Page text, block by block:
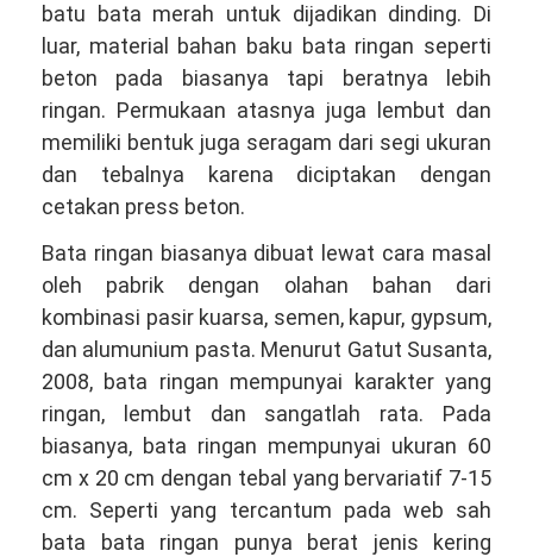
batu bata merah untuk dijadikan dinding. Di
luar, material bahan baku bata ringan seperti
beton pada biasanya tapi beratnya lebih
ringan. Permukaan atasnya juga lembut dan
memiliki bentuk juga seragam dari segi ukuran
dan tebalnya karena diciptakan dengan
cetakan press beton.
Bata ringan biasanya dibuat lewat cara masal
oleh pabrik dengan olahan bahan dari
kombinasi pasir kuarsa, semen, kapur, gypsum,
dan alumunium pasta. Menurut Gatut Susanta,
2008, bata ringan mempunyai karakter yang
ringan, lembut dan sangatlah rata. Pada
biasanya, bata ringan mempunyai ukuran 60
cm x 20 cm dengan tebal yang bervariatif 7-15
cm. Seperti yang tercantum pada web sah
bata bata ringan punya berat jenis kering